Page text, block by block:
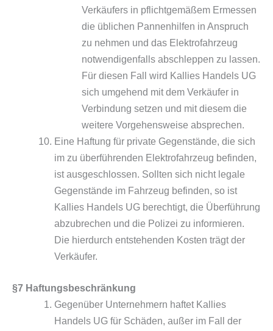
Verkäufers in pflichtgemäßem Ermessen
die üblichen Pannenhilfen in Anspruch
zu nehmen und das Elektrofahrzeug
notwendigenfalls abschleppen zu lassen.
Für diesen Fall wird Kallies Handels UG
sich umgehend mit dem Verkäufer in
Verbindung setzen und mit diesem die
weitere Vorgehensweise absprechen.
Eine Haftung für private Gegenstände, die sich
im zu überführenden Elektrofahrzeug befinden,
ist ausgeschlossen. Sollten sich nicht legale
Gegenstände im Fahrzeug befinden, so ist
Kallies Handels UG berechtigt, die Überführung
abzubrechen und die Polizei zu informieren.
Die hierdurch entstehenden Kosten trägt der
Verkäufer.
§7 Haftungsbeschränkung
Gegenüber Unternehmern haftet Kallies
Handels UG für Schäden, außer im Fall der